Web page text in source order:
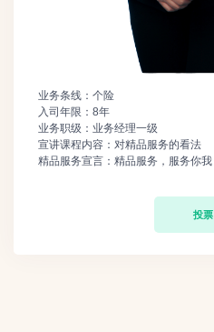
业务条线：个险
入司年限：8年
业务职级：业务经理一级
宣讲课程内容：对精品服务的看法
精品服务宣言：精品服务，服务你我
投票